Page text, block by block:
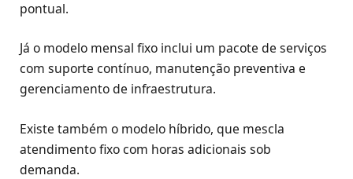
pontual.
Já o modelo mensal fixo inclui um pacote de serviços
com suporte contínuo, manutenção preventiva e
gerenciamento de infraestrutura.
Existe também o modelo híbrido, que mescla
atendimento fixo com horas adicionais sob
demanda.